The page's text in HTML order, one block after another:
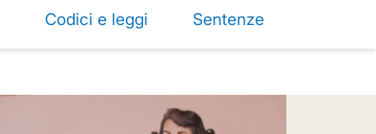
Codici e leggi Sentenze